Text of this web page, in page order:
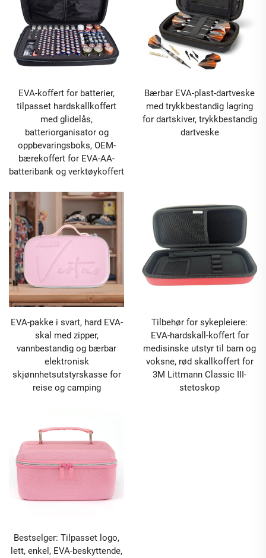
EVA-koffert for batterier,
tilpasset hardskallkoffert
med glidelås,
batteriorganisator og
oppbevaringsboks, OEM-
bærekoffert for EVA-AA-
batteribank og verktøykoffert
Bærbar EVA-plast-dartveske
med trykkbestandig lagring
for dartskiver, trykkbestandig
dartveske
EVA-pakke i svart, hard EVA-
skal med zipper,
vannbestandig og bærbar
elektronisk
skjønnhetsutstyrskasse for
reise og camping
Tilbehør for sykepleiere:
EVA-hardskall-koffert for
medisinske utstyr til barn og
voksne, rød skallkoffert for
3M Littmann Classic III-
stetoskop
Bestselger: Tilpasset logo,
lett, enkel, EVA-beskyttende,